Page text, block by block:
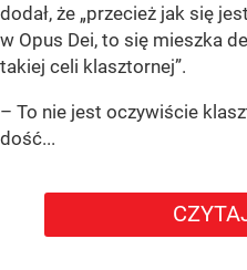
dodał, że „przecież jak się
w Opus Dei, to się mieszka
takiej celi klasztornej”.
– To nie jest oczywiście
dość...